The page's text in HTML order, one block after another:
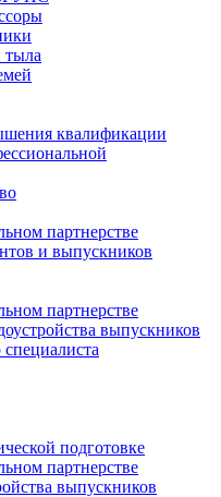
квалификации
партнерстве
и выпускников
партнерстве
выпускников
подготовке
партнерстве
выпускников